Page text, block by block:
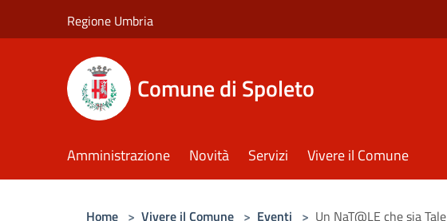
Regione Umbria
Comune di Spoleto
Amministrazione Novità Servizi Vivere il Comune
Home > Vivere il Comune > Eventi > Un NaT@LE che sia Tale